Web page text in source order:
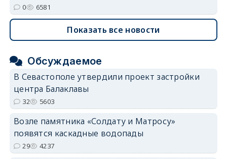
0 6581
Показать все новости
Обсуждаемое
В Севастополе утвердили проект застройки
центра Балаклавы
32 5603
Возле памятника «Солдату и Матросу»
появятся каскадные водопады
29 4237